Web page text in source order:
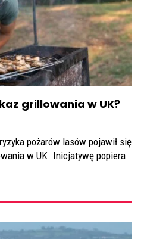
grillowania w UK?
pożarów lasów pojawił się
w UK. Inicjatywę popiera